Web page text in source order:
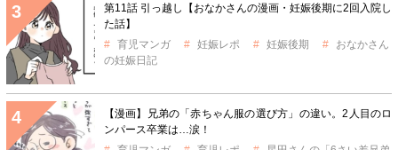
第11話 引っ越し【おなかさんの漫画・妊娠後期に2回入院し
た話】
育児マンガ
妊娠レポ 妊娠後期
おなかさん
の妊娠日記
【漫画】兄弟の「赤ちゃん服の選び方」の違い。2人目のロ
ンパース卒業は…涙！